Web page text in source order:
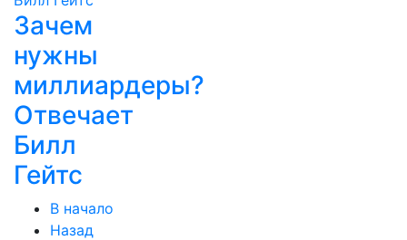
Зачем
нужны
миллиардеры?
Отвечает
Билл
Гейтс
В начало
Назад